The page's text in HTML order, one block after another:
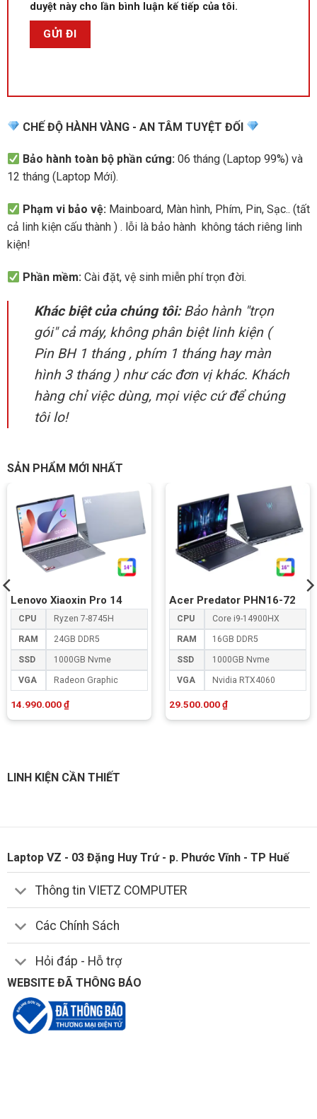
duyệt này cho lần bình luận kế tiếp của tôi.
CHẾ ĐỘ HÀNH VÀNG - AN TÂM TUYỆT ĐỐI
Bảo hành toàn bộ phần cứng: 06 tháng (Laptop 99%) và
12 tháng (Laptop Mới).
Phạm vi bảo vệ: Mainboard, Màn hình, Phím, Pin, Sạc.. (tất
cả linh kiện cấu thành ) . lỗi là bảo hành không tách riêng linh
kiện!
Phần mềm: Cài đặt, vệ sinh miễn phí trọn đời.
Khác biệt của chúng tôi:Bảo hành "trọn
gói" cả máy, không phân biệt linh kiện (
Pin BH 1 tháng , phím 1 tháng hay màn
hình 3 tháng ) như các đơn vị khác. Khách
hàng chỉ việc dùng, mọi việc cứ để chúng
tôi lo!
SẢN PHẨM MỚI NHẤT
Lenovo Xiaoxin Pro 14
CPU Ryzen 7-8745H
RAM 24GB DDR5
SSD 1000GB Nvme
VGA Radeon Graphic
14.990.000₫
Acer Predator PHN16-72
CPU Core i9-14900HX
RAM 16GB DDR5
SSD 1000GB Nvme
VGA Nvidia RTX4060
29.500.000₫
LINH KIỆN CẦN THIẾT
Laptop VZ - 03 Đặng Huy Trứ - p. Phước Vĩnh - TP Huế
Thông tin VIETZ COMPUTER
Các Chính Sách
Hỏi đáp - Hỗ trợ
WEBSITE ĐÃ THÔNG BÁO